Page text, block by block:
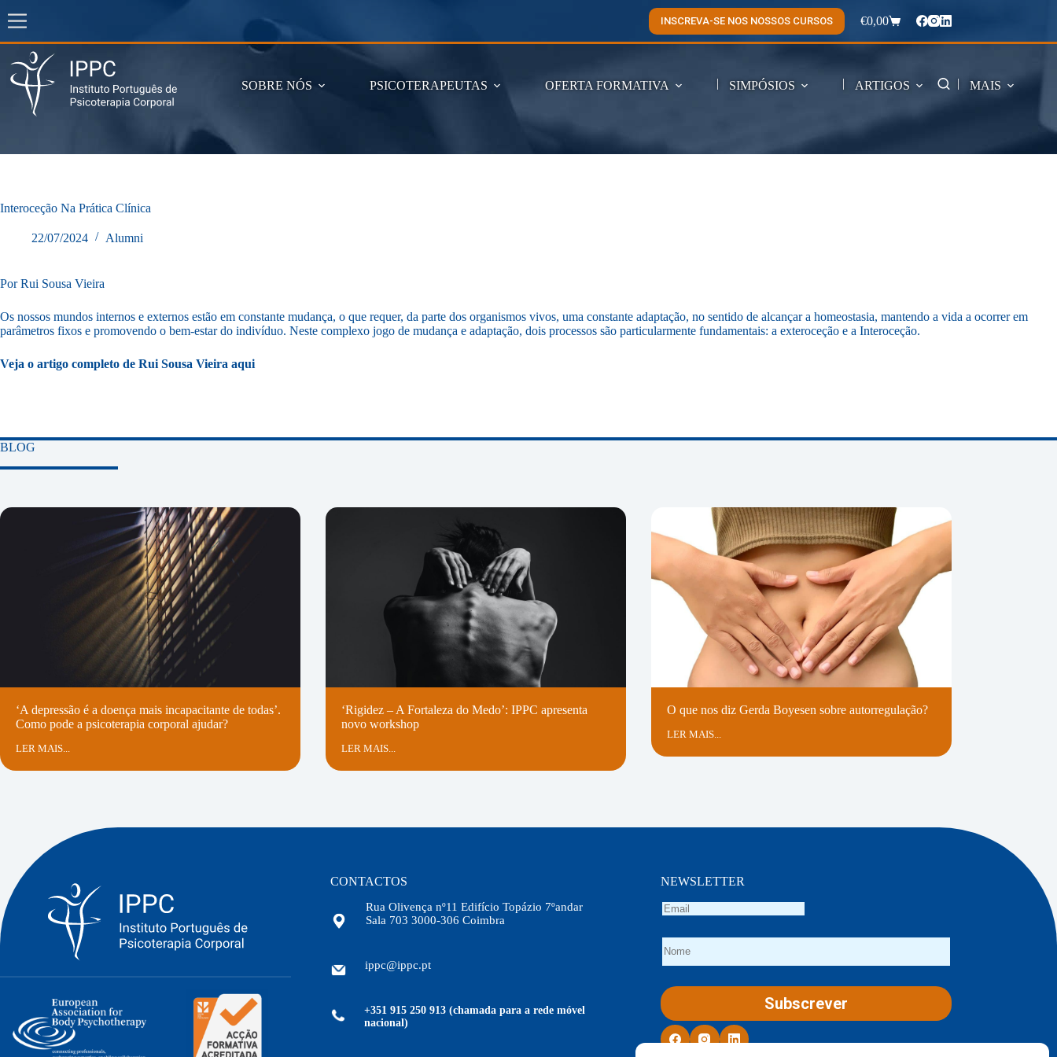
para
conteúdo
INSCREVA-SE NOS NOSSOS CURSOS
Carrinho
de
€0,00
SOBRE NÓS PSICOTERAPEUTAS OFERTA FORMATIVA SIMPÓSIOS ARTIGOS MAIS
Interoceção Na Prática Clínica
22/07/2024 Alumni
Por Rui Sousa Vieira
Os nossos mundos internos e externos estão em constante mudança, o que requer, da parte dos organismos vivos, uma constante adaptação, no sentido de alcançar a homeostasia, mantendo a vida a ocorrer em
parâmetros fixos e promovendo o bem-estar do indivíduo. Neste complexo jogo de mudança e adaptação, dois processos são particularmente fundamentais: a exteroceção e a Interoceção.
Veja o artigo completo de Rui Sousa Vieira aqui
BLOG
‘A depressão é a doença mais incapacitante de todas’.
Como pode a psicoterapia corporal ajudar?
LER MAIS...
‘Rigidez – A Fortaleza do Medo’: IPPC apresenta
novo workshop
LER MAIS...
O que nos diz Gerda Boyesen sobre autorregulação?
LER MAIS...
CONTACTOS
Rua Olivença nº11 Edifício Topázio 7ºandar
Sala 703 3000-306 Coimbra
ippc@ippc.pt
+351 915 250 913 (chamada para a rede móvel
nacional)
NEWSLETTER
Social Icons